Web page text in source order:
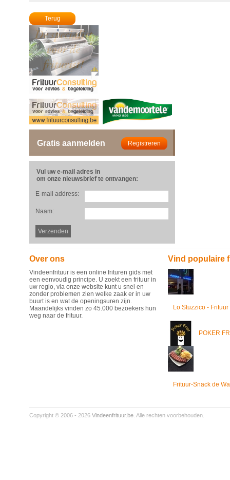
Terug
Gratis aanmelden
Vul uw e-mail adres in
om onze nieuwsbrief te ontvangen:
E-mail address:
Naam:
Over ons
Vindeenfrituur is een online frituren gids met
een eenvoudig principe. U zoekt een frituur in
uw regio, via onze website kunt u snel en
zonder problemen zien welke zaak er in uw
buurt is en wat de openingsuren zijn.
Maandelijks vinden zo 45.000 bezoekers hun
weg naar de frituur.
Vind populaire
Lo Stuzzico -
POKER
Frituur-Snack de
Copyright © 2006 - 2026 Vindeenfrituur.be . Alle rechten voorbehouden.